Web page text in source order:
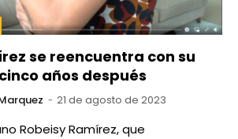
se reencuentra con su
años después
21 de agosto de 2023
Robeisy Ramírez, que